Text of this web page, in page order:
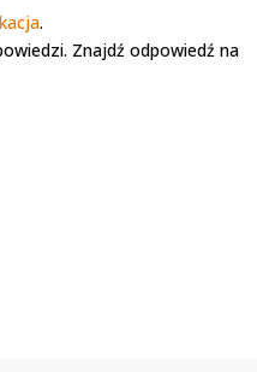
.
Znajdź odpowiedź na